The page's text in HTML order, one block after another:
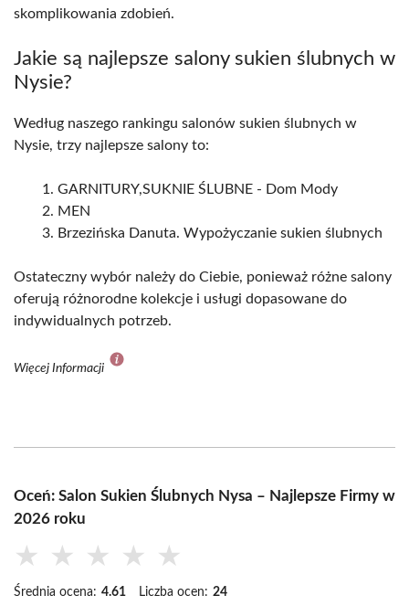
skomplikowania zdobień.
Jakie są najlepsze salony sukien ślubnych w
Nysie?
Według naszego rankingu salonów sukien ślubnych w
Nysie, trzy najlepsze salony to:
GARNITURY,SUKNIE ŚLUBNE - Dom Mody
MEN
Brzezińska Danuta. Wypożyczanie sukien ślubnych
Ostateczny wybór należy do Ciebie, ponieważ różne salony
oferują różnorodne kolekcje i usługi dopasowane do
indywidualnych potrzeb.
Więcej Informacji
Oceń: Salon Sukien Ślubnych Nysa – Najlepsze Firmy w
2026 roku
★ ★ ★ ★ ★
Średnia ocena: 4.61 Liczba ocen: 24